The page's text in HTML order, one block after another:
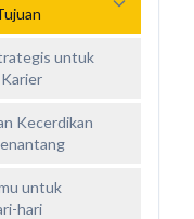
untuk
Kecerdikan
untuk
hari